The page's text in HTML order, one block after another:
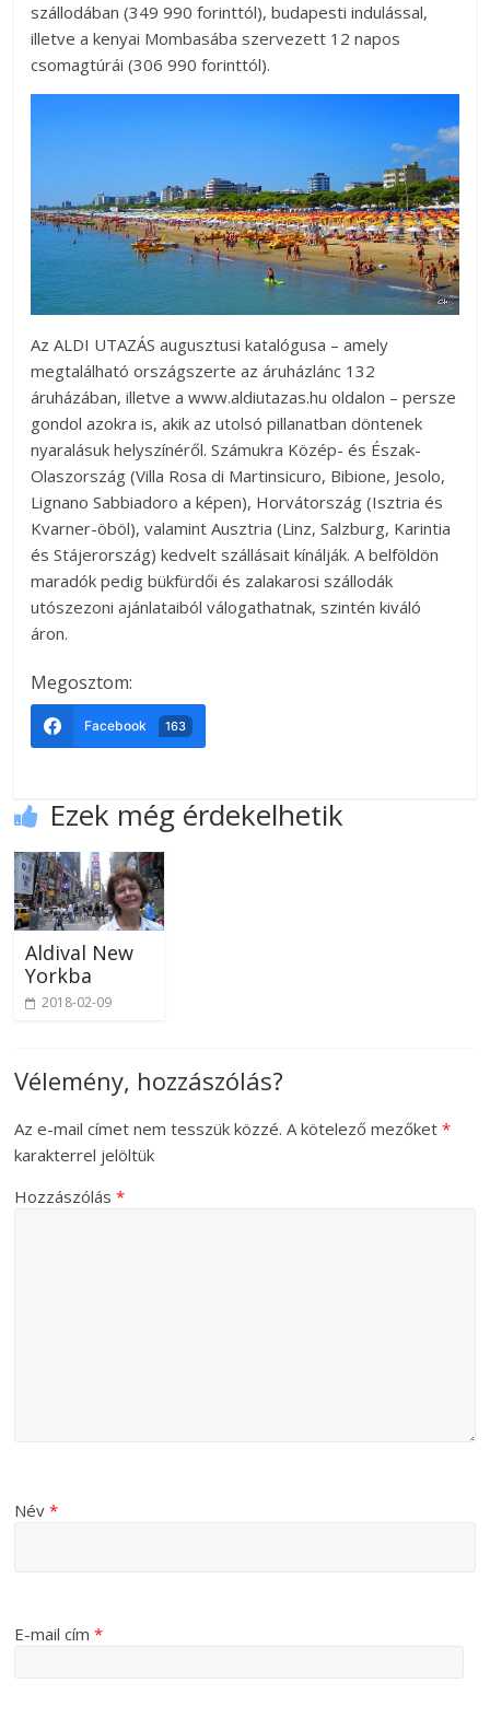
szállodában (349 990 forinttól), budapesti indulással,
illetve a kenyai Mombasába szervezett 12 napos
csomagtúrái (306 990 forinttól).
Az ALDI UTAZÁS augusztusi katalógusa – amely
megtalálható országszerte az áruházlánc 132
áruházában, illetve a www.aldiutazas.hu oldalon – persze
gondol azokra is, akik az utolsó pillanatban döntenek
nyaralásuk helyszínéről. Számukra Közép- és Észak-
Olaszország (Villa Rosa di Martinsicuro, Bibione, Jesolo,
Lignano Sabbiadoro a képen), Horvátország (Isztria és
Kvarner-öböl), valamint Ausztria (Linz, Salzburg, Karintia
és Stájerország) kedvelt szállásait kínálják. A belföldön
maradók pedig bükfürdői és zalakarosi szállodák
utószezoni ajánlataiból válogathatnak, szintén kiváló
áron.
Megosztom:
Facebook 163
Ezek még érdekelhetik
Aldival New
Yorkba
2018-02-09
Vélemény, hozzászólás?
Az e-mail címet nem tesszük közzé. A kötelező mezőket*
karakterrel jelöltük
Hozzászólás*
Név*
E-mail cím*